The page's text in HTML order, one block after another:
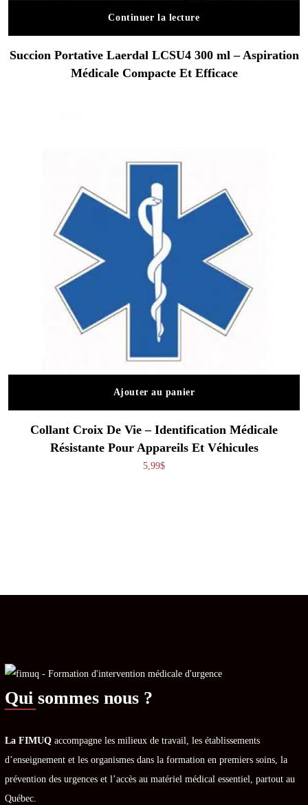
Continuer la lecture
Succion Portative Laerdal LCSU4 300 ml – Aspiration
Médicale Compacte Et Efficace
Ajouter au panier
Collant Croix De Vie – Identification Médicale
Résistante Pour Appareils Et Véhicules
5,99$
Qui sommes nous ?
La FIMUQ accompagne les milieux de travail, les établissements
d’enseignement et les organismes dans la formation en premiers soins, la
prévention des urgences et l’accès au matériel médical essentiel, partout au
Québec.